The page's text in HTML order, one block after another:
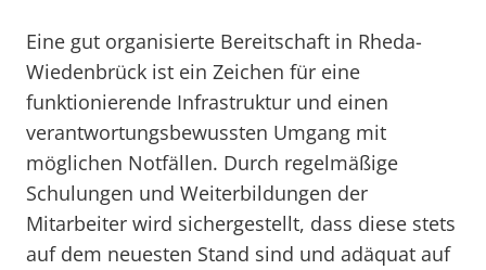
Eine gut organisierte Bereitschaft in Rheda-
Wiedenbrück ist ein Zeichen für eine
funktionierende Infrastruktur und einen
verantwortungsbewussten Umgang mit
möglichen Notfällen. Durch regelmäßige
Schulungen und Weiterbildungen der
Mitarbeiter wird sichergestellt, dass diese stets
auf dem neuesten Stand sind und adäquat auf